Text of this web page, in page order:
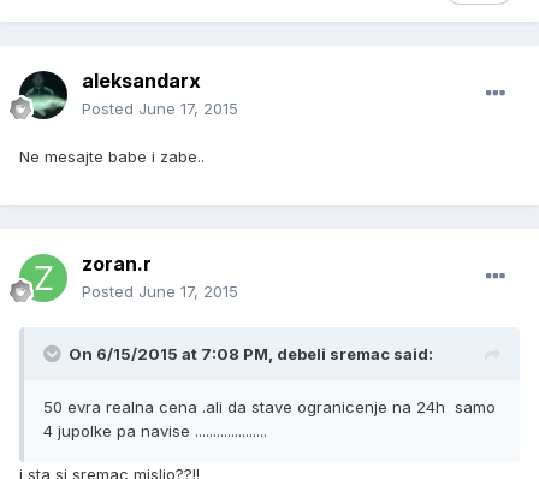
aleksandarx
Posted June 17, 2015
Ne mesajte babe i zabe..
zoran.r
Posted June 17, 2015
On 6/15/2015 at 7:08 PM, debeli sremac said:
50 evra realna cena .ali da stave ogranicenje na 24h samo
4 jupolke pa navise ....................
i sta si sremac mislio??!!